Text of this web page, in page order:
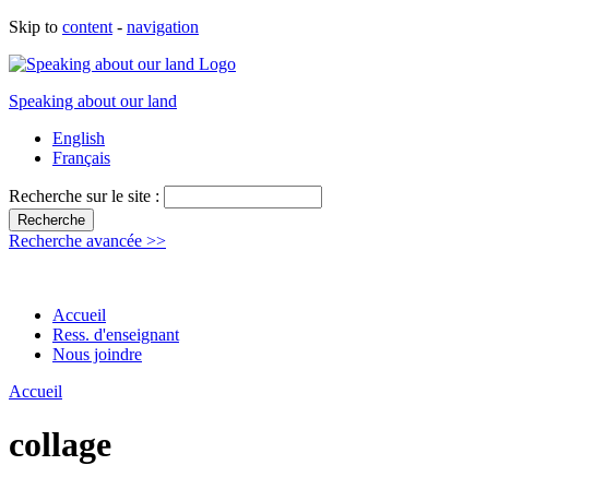
Skip to content - navigation
Speaking about our land
English
Français
Recherche sur le site :
Recherche avancée >>
Accueil
Ress. d'enseignant
Nous joindre
Accueil
collage